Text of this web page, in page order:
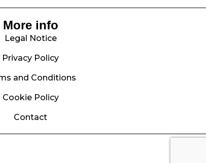
More info
Legal Notice
Privacy Policy
and Conditions
Cookie Policy
Contact